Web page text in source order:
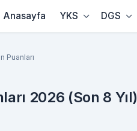
Anasayfa YKS DGS
Puanları
2026 (Son 8 Yıl)